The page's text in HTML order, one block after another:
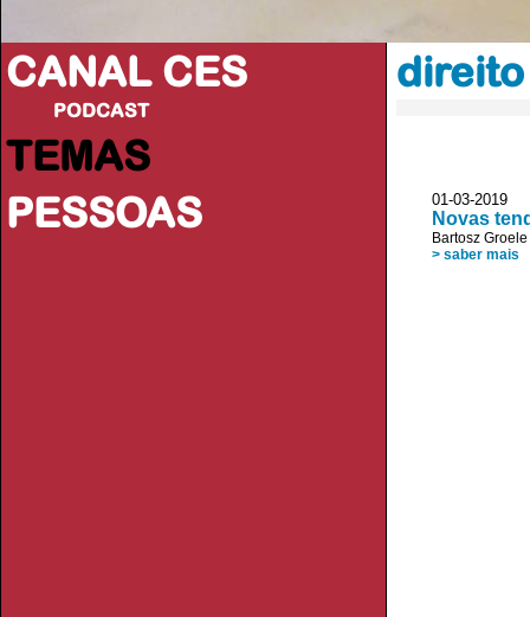
CANAL CES
PODCAST
TEMAS
PESSOAS
01-03-
Novas
Bartosz Groele
> saber mais